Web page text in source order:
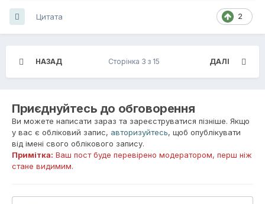
2
Цитата
НАЗАД ДАЛІ
Сторінка 3 з 15
Приєднуйтесь до обговорення
Ви можете написати зараз та зареєструватися пізніше. Якщо
у вас є обліковий запис, авторизуйтесь, щоб опублікувати
від імені свого облікового запису.
Примітка: Ваш пост буде перевірено модератором, перш ніж
стане видимим.